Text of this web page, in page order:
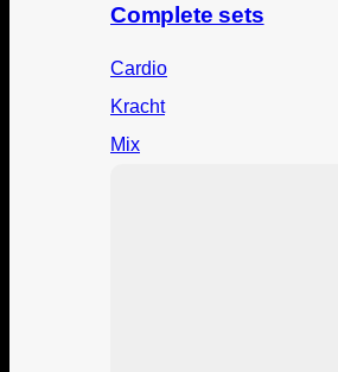
Complete sets
Cardio
Kracht
Mix